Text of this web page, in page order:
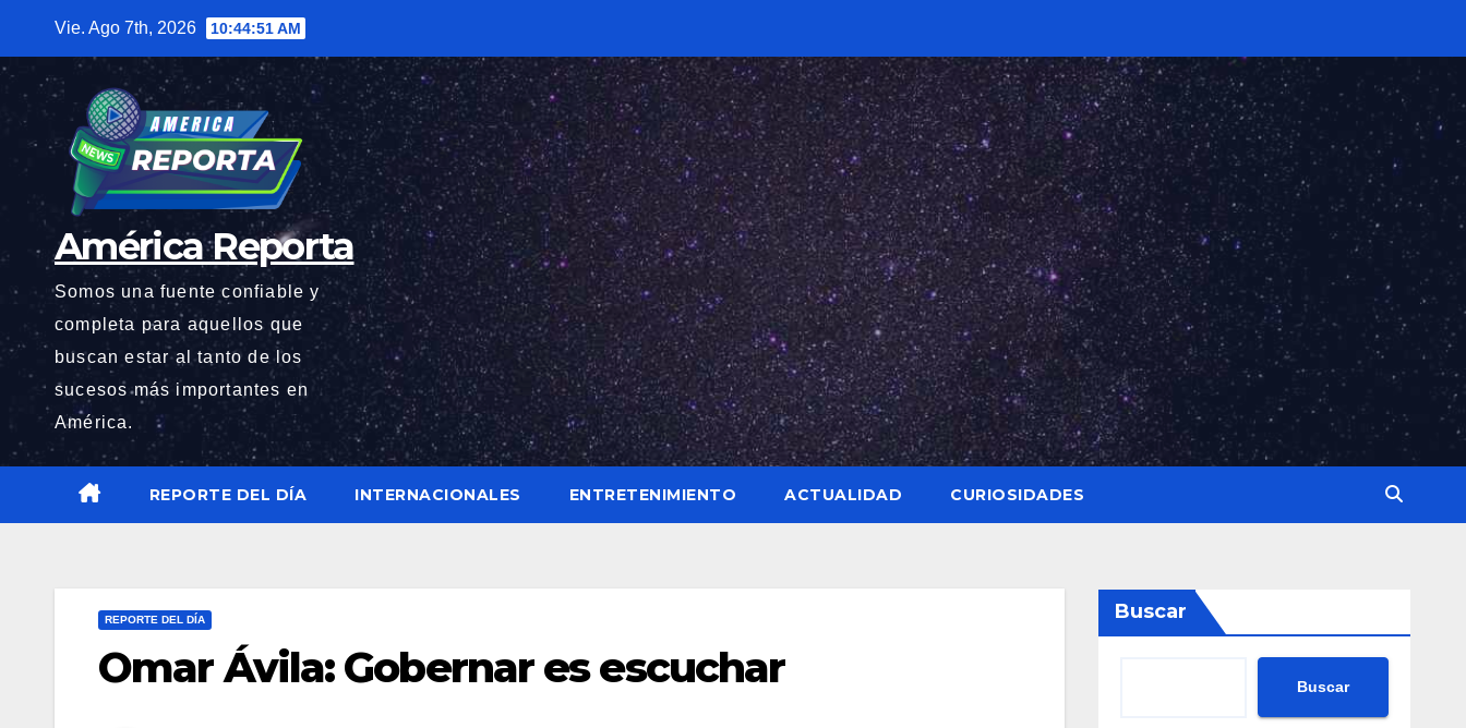
contenido
Vie. Ago 7th, 2026 10:44:53 AM
América Reporta
Somos una fuente confiable y
completa para aquellos que
buscan estar al tanto de los
sucesos más importantes en
América.
REPORTE DEL DÍA INTERNACIONALES ENTRETENIMIENTO ACTUALIDAD CURIOSIDADES
REPORTE DEL DÍA
Omar Ávila: Gobernar es escuchar
Buscar
Buscar